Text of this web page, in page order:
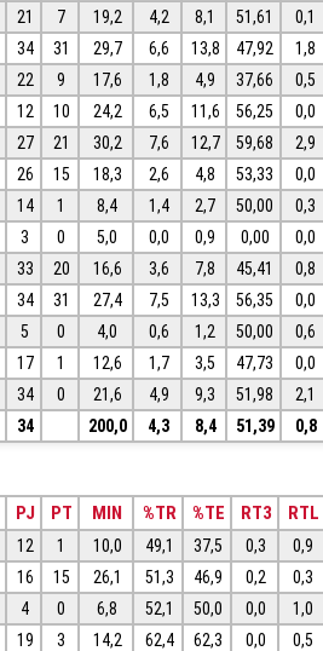
21 7 19,2 4,2 8,1 51,61
0,1
34 31 29,7 6,6 13,8 47,92
1,8
22 9 17,6 1,8 4,9 37,66
0,5
12 10 24,2 6,5 11,6 56,25
0,0
27 21 30,2 7,6 12,7 59,68
2,9
26 15 18,3 2,6 4,8 53,33
0,0
14 1 8,4 1,4 2,7 50,00
0,3
3 0 5,0 0,0 0,9 0,00
0,0
33 20 16,6 3,6 7,8 45,41
0,8
34 31 27,4 7,5 13,3 56,35
0,0
5 0 4,0 0,6 1,2 50,00
0,6
17 1 12,6 1,7 3,5 47,73
0,0
34 0 21,6 4,9 9,3 51,98
2,1
34 200,0 4,3 8,4 51,39 0,8
PJ PT MIN %TR %TE RT3 RTL
12 1 10,0 49,1 37,5 0,3
0,9
16 15 26,1 51,3 46,9 0,2
0,3
4 0 6,8 52,1 50,0 0,0
1,0
19 3 14,2 62,4 62,3 0,0
0,5